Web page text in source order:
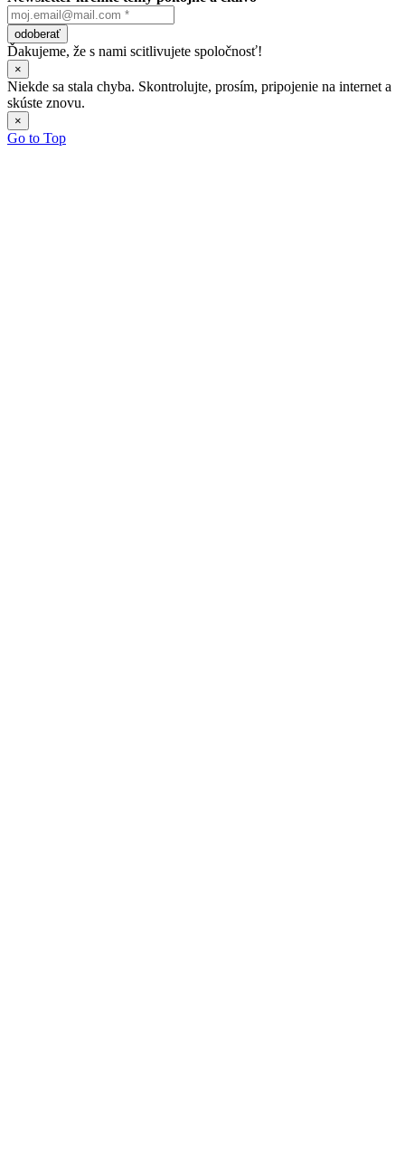
odoberať
Ďakujeme, že s nami scitlivujete spoločnosť!
×
Niekde sa stala chyba. Skontrolujte, prosím, pripojenie na internet a
skúste znovu.
×
Go to Top